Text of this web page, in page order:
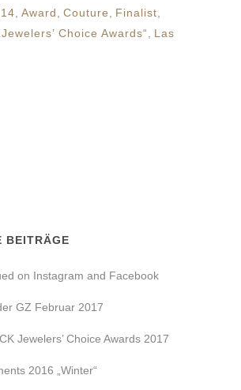
Award Couture Finalist
Choice Awards“
Las
BEITRÄGE
on Instagram and Facebook
GZ Februar 2017
Jewelers’ Choice Awards 2017
2016 „Winter“